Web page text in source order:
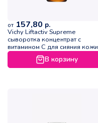
от 157,80 р.
Vichy Liftactiv Supreme
сыворотка концентрат с
витамином С для сияния кожи
20мл
В корзину